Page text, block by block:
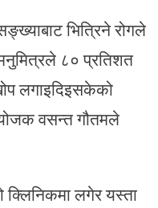
भित्रिने रोगले
८० प्रतिशत
लगाइदिइसकेको
वसन्त गौतमले
लगेर यस्ता